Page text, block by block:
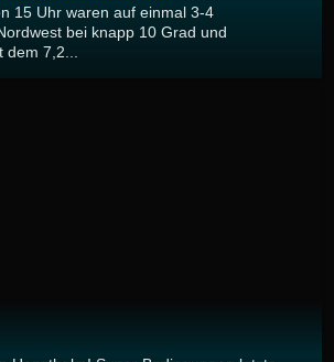
15 Uhr waren auf einmal 3-4
bei knapp 10 Grad und
7,2...